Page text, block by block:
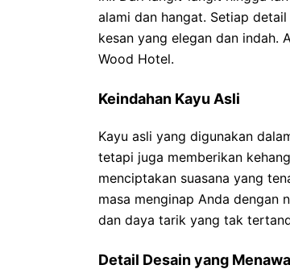
alami dan hangat. Setiap
kesan yang elegan dan indah.
Wood Hotel.
Keindahan Kayu Asli
Kayu asli yang digunakan
tetapi juga memberikan
menciptakan suasana yang
masa menginap Anda dengan
dan daya tarik yang tak
Detail Desain yang